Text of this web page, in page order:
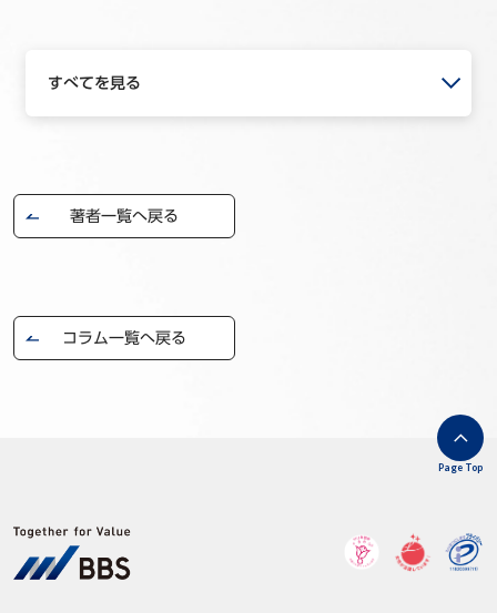
すべてを見る
著者一覧へ戻る
コラム一覧へ戻る
Page Top